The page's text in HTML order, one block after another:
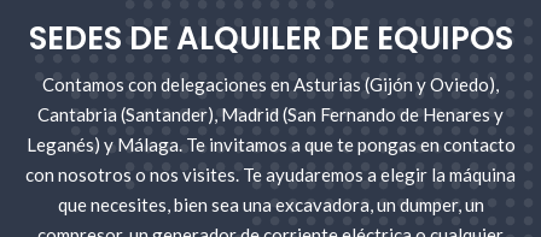
garantizando que puedas acceder a los materiales de la más
Ventajas del Alquiler de Encofrados de
Madera
Ahorro de Costos:Optar por elalquiler de
encofrados de madera
en lugar de comprarlos
SEDES DE ALQUILER DE EQUIPOS
Contamos con delegaciones en Asturias (Gijón y Oviedo),
Cantabria (Santander), Madrid (San Fernando de Henares y
Leganés) y Málaga. Te invitamos a que te pongas en contacto
con nosotros o nos visites. Te ayudaremos a elegir la máquina
que necesites, bien sea una excavadora, un dumper, un